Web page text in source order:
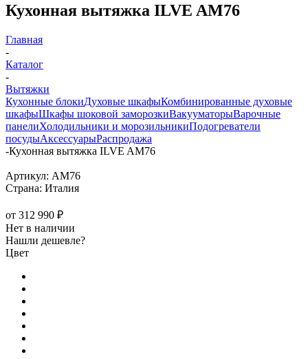
Кухонная вытяжка ILVE AM76
Главная
-
Каталог
-
Вытяжки
Кухонные блокиДуховые шкафыКомбинированные духовые
шкафыШкафы шоковой заморозкиВакууматорыВарочные
панелиХолодильники и морозильникиПодогреватели
посудыАксессуарыРаспродажа
-Кухонная вытяжка ILVE AM76
Артикул: AM76
Страна: Италия
от 312 990 ₽
Нет в наличии
Нашли дешевле?
Цвет